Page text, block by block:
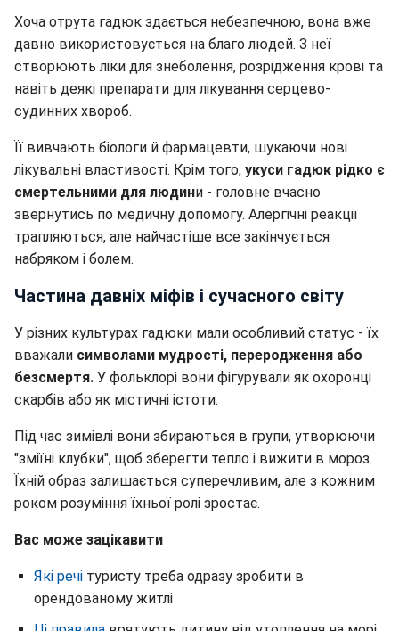
Хоча отрута гадюк здається небезпечною, вона вже
давно використовується на благо людей. З неї
створюють ліки для знеболення, розрідження крові та
навіть деякі препарати для лікування серцево-
судинних хвороб.
Її вивчають біологи й фармацевти, шукаючи нові
лікувальні властивості. Крім того, укуси гадюк рідко є
смертельними для людини - головне вчасно
звернутись по медичну допомогу. Алергічні реакції
трапляються, але найчастіше все закінчується
набряком і болем.
Частина давніх міфів і сучасного світу
У різних культурах гадюки мали особливий статус - їх
вважали символами мудрості, переродження або
безсмертя. У фольклорі вони фігурували як охоронці
скарбів або як містичні істоти.
Під час зимівлі вони збираються в групи, утворюючи
"зміїні клубки", щоб зберегти тепло і вижити в мороз.
Їхній образ залишається суперечливим, але з кожним
роком розуміння їхньої ролі зростає.
Вас може зацікавити
Які речі туристу треба одразу зробити в
орендованому житлі